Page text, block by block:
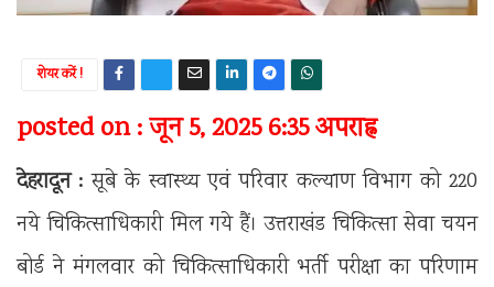
शेयर करें !
posted on : जून 5, 2025 6:35 अपराह्न
देहरादून : सूबे के स्वास्थ्य एवं परिवार कल्याण विभाग को 220
नये चिकित्साधिकारी मिल गये हैं। उत्तराखंड चिकित्सा सेवा चयन
बोर्ड ने मंगलवार को चिकित्साधिकारी भर्ती परीक्षा का परिणाम